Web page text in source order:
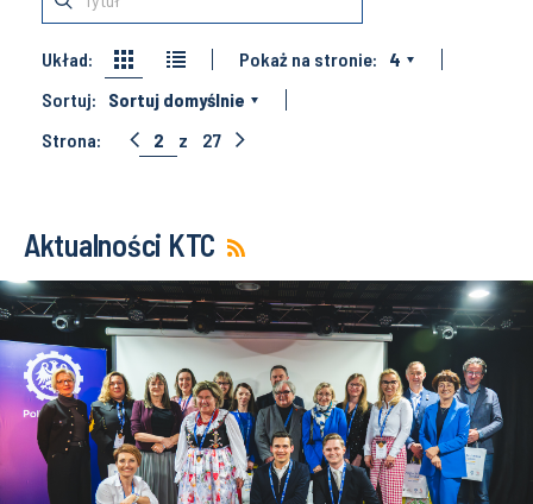
Układ: Pokaż na stronie:
4
Sortuj:
Sortuj domyślnie
Strona:
2 z 27
Aktualności KTC